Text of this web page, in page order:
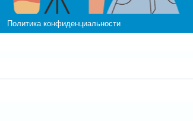
Политика конфиденциальности